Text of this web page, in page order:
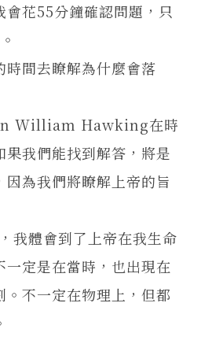
會花55分鐘確認問題，只
間去瞭解為什麼會落
William Hawking在時
果我們能找到解答，將是
因為我們將瞭解上帝的旨
體會到了上帝在我生命
一定是在當時，也出現在
。不一定在物理上，但都